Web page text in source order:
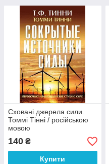
Сховані джерела сили.
Томмі Тінні / російською
мовою
140 ₴
Купити